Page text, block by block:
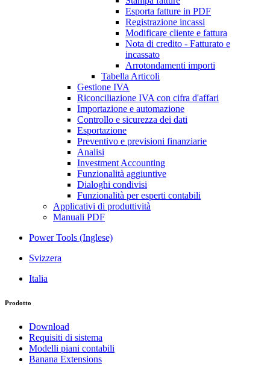
Esporta fatture in PDF
Registrazione incassi
Modificare cliente e fattura
Nota di credito - Fatturato e
incassato
Arrotondamenti importi
Tabella Articoli
Gestione IVA
Riconciliazione IVA con cifra d'affari
Importazione e automazione
Controllo e sicurezza dei dati
Esportazione
Preventivo e previsioni finanziarie
Analisi
Investment Accounting
Funzionalità aggiuntive
Dialoghi condivisi
Funzionalità per esperti contabili
Applicativi di produttività
Manuali PDF
Power Tools (Inglese)
Svizzera
Italia
Prodotto
Download
Requisiti di sistema
Modelli piani contabili
Banana Extensions